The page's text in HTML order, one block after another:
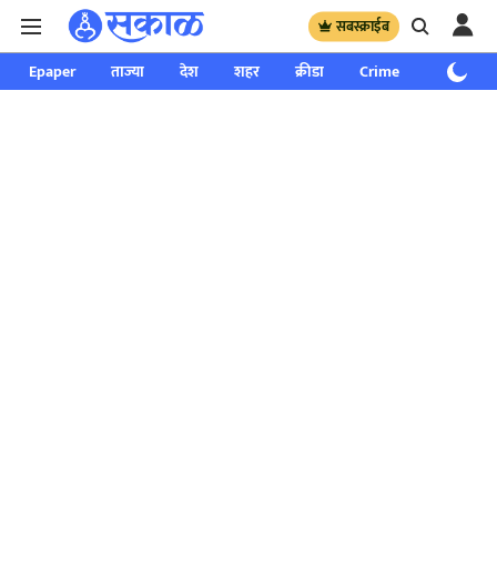
सबस्क्राईब
Epaper ताज्या देश शहर क्रीडा Crime साप्ताहिक